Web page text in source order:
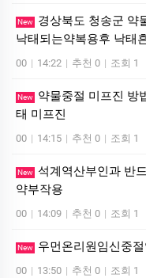
New
경상북도 청송군 약
낙태되는약복용후 낙태
00 | 14:22 | 추천 0 | 조회 1
New
약물중절 미프진 방
태 미­프진
00 | 14:15 | 추천 0 | 조회 1
New
석계역산부인과 반
약부작용
00 | 14:09 | 추천 0 | 조회 1
New 우먼온리원임신중
00 | 13:50 | 추천 0 | 조회 1